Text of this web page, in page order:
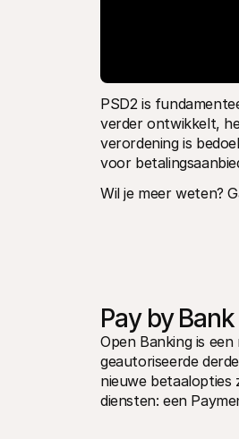
PSD2 is
verder ontwikkelt,
verordening is
voor
Wil je meer weten?
Pay by
Open Banking is
geautoriseerde
nieuwe betaalopties
diensten: een